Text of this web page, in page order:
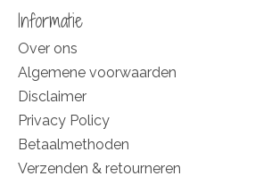
Informatie
Over ons
Algemene voorwaarden
Disclaimer
Privacy Policy
Betaalmethoden
Verzenden & retourneren